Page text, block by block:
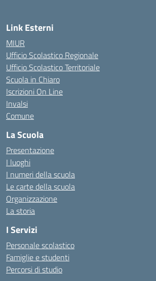
Link Esterni
MIUR
Ufficio Scolastico Regionale
Ufficio Scolastico Territoriale
Scuola in Chiaro
Iscrizioni On Line
Invalsi
Comune
La Scuola
Presentazione
I luoghi
I numeri della scuola
Le carte della scuola
Organizzazione
La storia
I Servizi
Personale scolastico
Famiglie e studenti
Percorsi di studio